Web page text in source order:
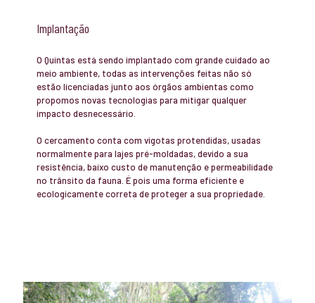
Implantação
O Quintas está sendo implantado com grande cuidado ao
meio ambiente, todas as intervenções feitas não só
estão licenciadas junto aos órgãos ambientas como
propomos novas tecnologias para mitigar qualquer
impacto desnecessário.
O cercamento conta com vigotas protendidas, usadas
normalmente para lajes pré-moldadas, devido a sua
resistência, baixo custo de manutenção e permeabilidade
no trânsito da fauna. É pois uma forma eficiente e
ecologicamente correta de proteger a sua propriedade.